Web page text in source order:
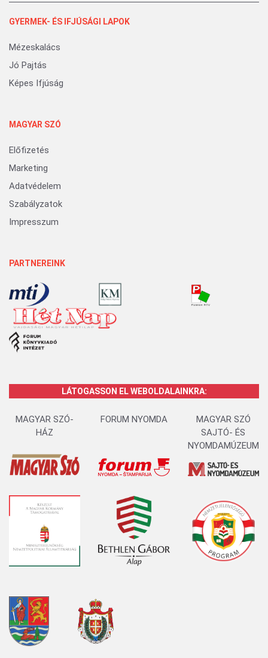
GYERMEK- ÉS IFJÚSÁGI LAPOK
Mézeskalács
Jó Pajtás
Képes Ifjúság
MAGYAR SZÓ
Előfizetés
Marketing
Adatvédelem
Szabályzatok
Impresszum
PARTNEREINK
LÁTOGASSON EL WEBOLDALAINKRA:
MAGYAR SZÓ-
HÁZ
FORUM NYOMDA
MAGYAR SZÓ
SAJTÓ- ÉS
NYOMDAMÚZEUM